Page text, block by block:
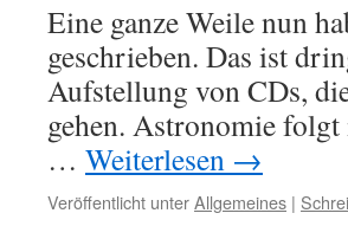
Eine ganze Weile nun
geschrieben. Das ist
Aufstellung von CDs,
gehen. Astronomie folgt
… Weiterlesen →
Veröffentlicht unterAllgemeines |